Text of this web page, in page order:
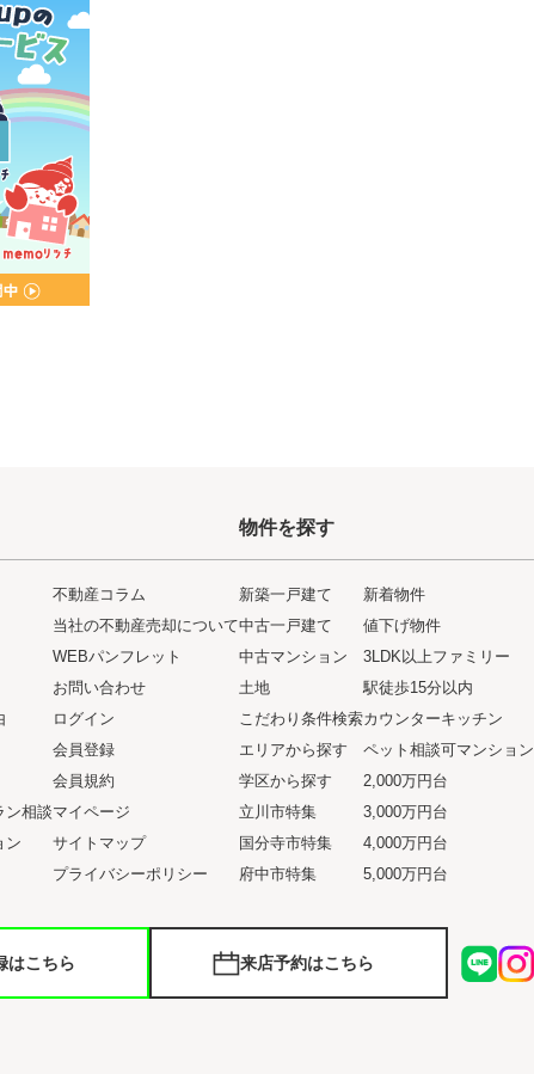
ン相談
ン
不動産コラム
当社の不動産売却について
WEBパンフレット
お問い合わせ
ログイン
会員登録
会員規約
マイページ
サイトマップ
プライバシーポリシー
物件を探す
新築一戸建て
中古一戸建て
中古マンション
土地
こだわり条件検索
エリアから探す
学区から探す
立川市特集
国分寺市特集
府中市特集
新着物件
値下げ物件
3LDK以上ファミリー
駅徒歩15分以内
カウンターキッチン
ペット相談可マンション
2,000万円台
3,000万円台
4,000万円台
5,000万円台
はこちら 来店予約はこちら